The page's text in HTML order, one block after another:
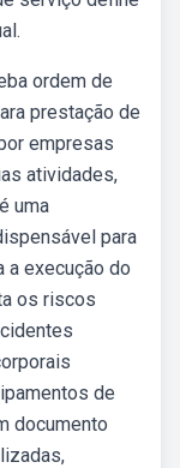
ordem de
prestação de
empresas
atividades,
uma
para
a execução do
os riscos
de
documento